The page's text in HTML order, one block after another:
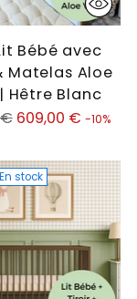
Bébé avec
Matelas Aloe
Hêtre Blanc
609,00 € -10%
En stock